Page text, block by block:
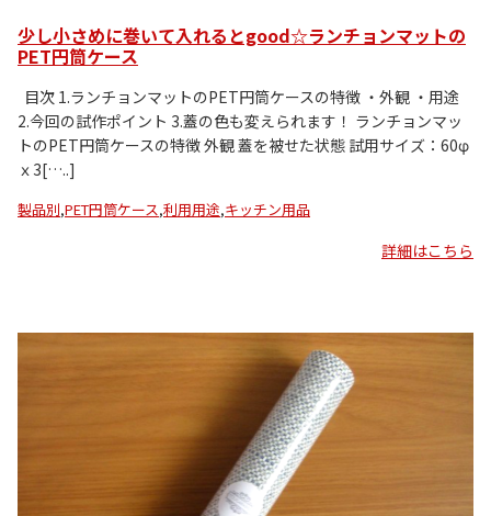
少し小さめに巻いて入れるとgood☆ランチョンマットの
PET円筒ケース
目次 1.ランチョンマットのPET円筒ケースの特徴 ・外観 ・用途
2.今回の試作ポイント 3.蓋の色も変えられます！ ランチョンマッ
トのPET円筒ケースの特徴 外観 蓋を被せた状態 試用サイズ：60φ
ｘ3[…..]
製品別,PET円筒ケース,利用用途,キッチン用品
詳細はこちら